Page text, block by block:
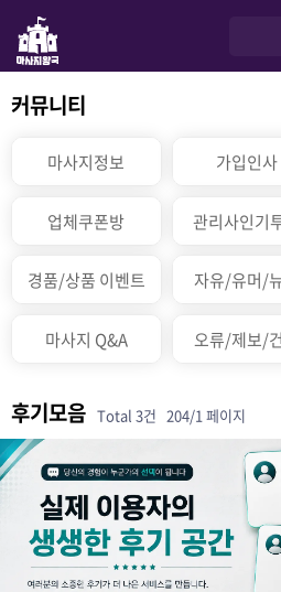
커뮤니티
마사지정보 가입인사
업체쿠폰방 관리사인기
경품/상품 이벤트 자유/유머/
마사지 Q&A 오류/제보/
후기모음 Total 3건 204/1 페이지